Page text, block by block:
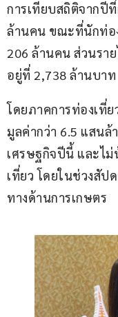
การเทียบสถิติจากปี
ล้านคน​ ขณะที่นักท่อ
206 ล้านคน​ ส่วนรา
อยู่ที่ 2,738 ล้านบาท​
โดยภาคการท่องเที่
มูลค่ากว่า 6.5 แสนล้
เศรษฐกิจปีนี้​ และไม่
เที่ยว​ โดยในช่วงสัป
ทางด้านการเกษตร